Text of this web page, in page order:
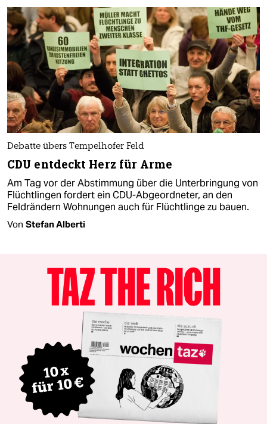
Debatte übers Tempelhofer Feld
CDU entdeckt Herz für Arme
Am Tag vor der Abstimmung über die Unterbringung von
Flüchtlingen fordert ein CDU-Abgeordneter, an den
Feldrändern Wohnungen auch für Flüchtlinge zu bauen.
Von Stefan Alberti